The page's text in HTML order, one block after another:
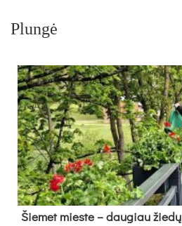
Plungė
Šie­met mies­te – dau­giau žie­dų